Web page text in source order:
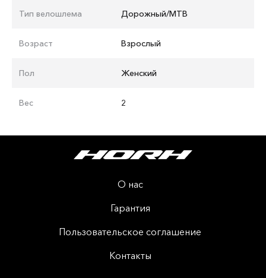
Тип велошлема Дорожный/MTB
Возраст Взрослый
Пол Женский
Вес 2
О нас
Гарантия
Пользовательское соглашение
Контакты